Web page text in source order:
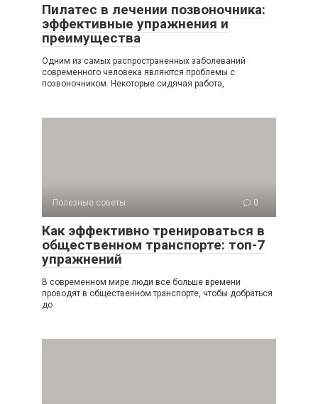
Пилатес в лечении позвоночника:
эффективные упражнения и
преимущества
Одним из самых распространенных заболеваний
современного человека являются проблемы с
позвоночником. Некоторые сидячая работа,
Полезные советы 0
Как эффективно тренироваться в
общественном транспорте: топ-7
упражнений
В современном мире люди все больше времени
проводят в общественном транспорте, чтобы добраться
до